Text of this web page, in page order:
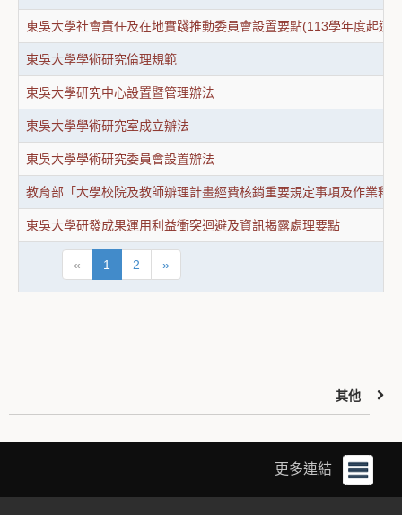
東吳大學社會責任及在地實踐推動委員會設置要點(113學年度起適
東吳大學學術研究倫理規範
東吳大學研究中心設置暨管理辦法
東吳大學學術研究室成立辦法
東吳大學學術研究委員會設置辦法
教育部「大學校院及教師辦理計畫經費核銷重要規定事項及作業釋
東吳大學研發成果運用利益衝突迴避及資訊揭露處理要點
« 1 2 »
其他
更多連結